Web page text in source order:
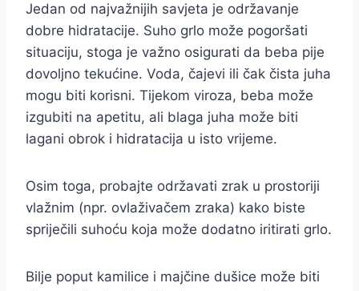
Jedan od najvažnijih savjeta je održavanje
dobre hidratacije. Suho grlo može pogoršati
situaciju, stoga je važno osigurati da beba pije
dovoljno tekućine. Voda, čajevi ili čak čista juha
mogu biti korisni. Tijekom viroza, beba može
izgubiti na apetitu, ali blaga juha može biti
lagani obrok i hidratacija u isto vrijeme.
Osim toga, probajte održavati zrak u prostoriji
vlažnim (npr. ovlaživačem zraka) kako biste
spriječili suhoću koja može dodatno iritirati grlo.
Bilje poput kamilice i majčine dušice može biti